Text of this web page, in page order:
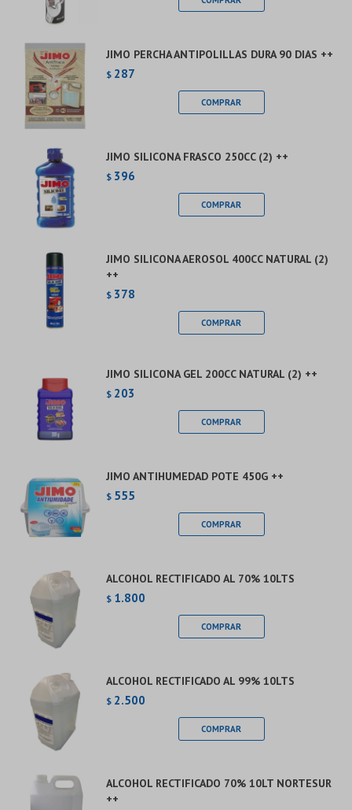
JIMO PERCHA ANTIPOLILLAS DURA 90 DIAS ++
$ 287
JIMO SILICONA FRASCO 250CC (2) ++
$ 396
JIMO SILICONA AEROSOL 400CC NATURAL (2)
++
$ 378
JIMO SILICONA GEL 200CC NATURAL (2) ++
$ 203
JIMO ANTIHUMEDAD POTE 450G ++
$ 555
ALCOHOL RECTIFICADO AL 70% 10LTS
$ 1.800
ALCOHOL RECTIFICADO AL 99% 10LTS
$ 2.500
ALCOHOL RECTIFICADO 70% 10LT NORTESUR
++
Continuar